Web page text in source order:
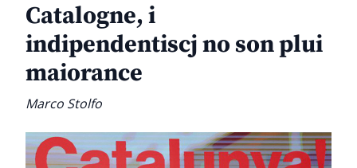
Catalogne, i
indipendentiscj no son plui
maiorance
Marco Stolfo